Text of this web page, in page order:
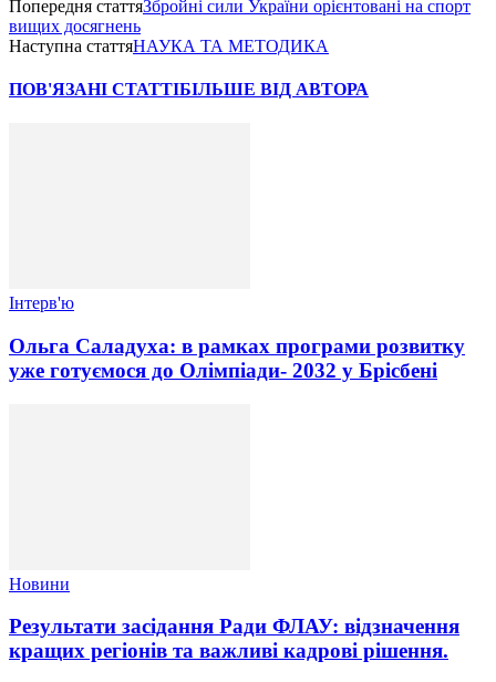
Попередня статтяЗбройнi сили України орiєнтованi на спорт
вищих досягнень
Наступна статтяНАУКА ТА МЕТОДИКА
ПОВ'ЯЗАНІ СТАТТІБІЛЬШЕ ВІД АВТОРА
Інтерв'ю
Ольга Саладуха: в рамках програми розвитку
уже готуємося до Олімпіади- 2032 у Брісбені
Новини
Результати засідання Ради ФЛАУ: відзначення
кращих регіонів та важливі кадрові рішення.